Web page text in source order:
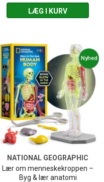
LÆG I KURV
Nyhed
NATIONAL GEOGRAPHIC
Lær om menneskekroppen –
Byg & lær anatomi